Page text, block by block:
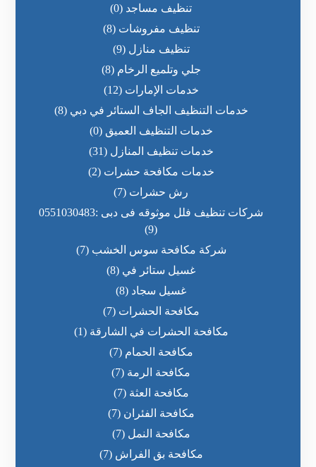
تنظيف مساجد (0)
تنظيف مفروشات (8)
تنظيف منازل (9)
جلي وتلميع الرخام (8)
خدمات الإمارات (12)
خدمات التنظيف الجاف الستائر في دبي (8)
خدمات التنظيف العميق (0)
خدمات تنظيف المنازل (31)
خدمات مكافحة حشرات (2)
رش حشرات (7)
شركات تنظيف فلل موثوقه فى دبى :0551030483
(9)
شركة مكافحة سوس الخشب (7)
غسيل ستائر في (8)
غسيل سجاد (8)
مكافحة الحشرات (7)
مكافحة الحشرات في الشارقة (1)
مكافحة الحمام (7)
مكافحة الرمة (7)
مكافحة العثة (7)
مكافحة الفئران (7)
مكافحة النمل (7)
مكافحة بق الفراش (7)